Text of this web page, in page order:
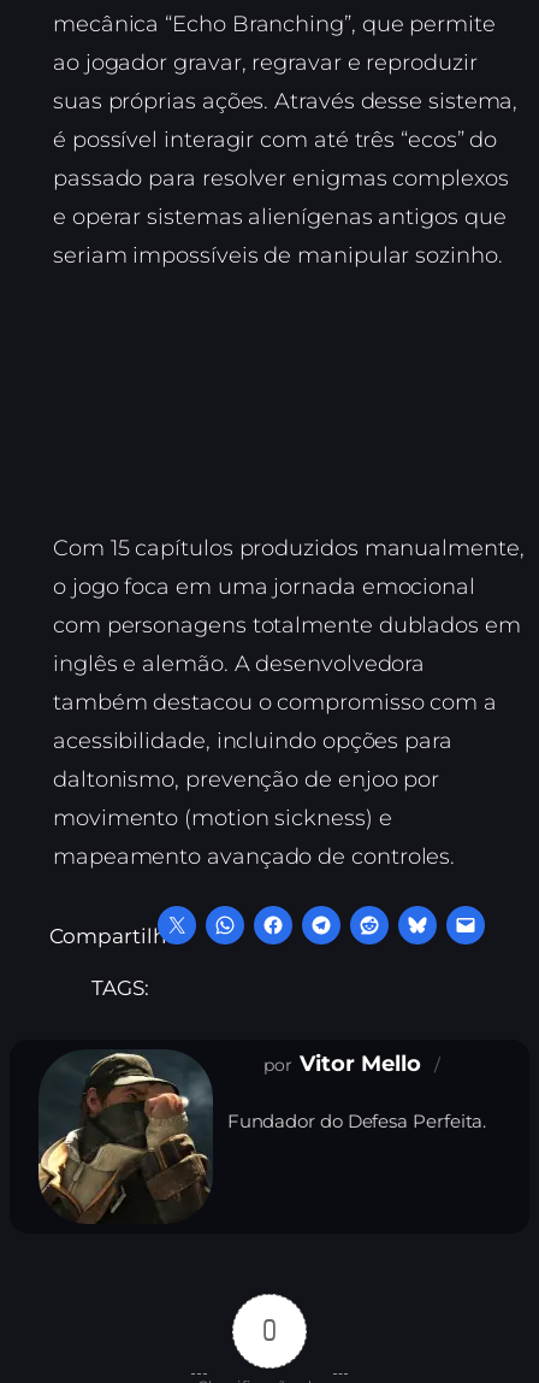
mecânica “Echo Branching”, que permite
ao jogador gravar, regravar e reproduzir
suas próprias ações. Através desse sistema,
é possível interagir com até três “ecos” do
passado para resolver enigmas complexos
e operar sistemas alienígenas antigos que
seriam impossíveis de manipular sozinho.
Com 15 capítulos produzidos manualmente,
o jogo foca em uma jornada emocional
com personagens totalmente dublados em
inglês e alemão. A desenvolvedora
também destacou o compromisso com a
acessibilidade, incluindo opções para
daltonismo, prevenção de enjoo por
movimento (motion sickness) e
mapeamento avançado de controles.
Compartilhe:
TAGS:
Vitor Mello
Fundador do Defesa Perfeita.
0